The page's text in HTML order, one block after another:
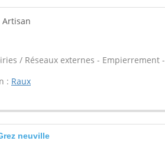
Artisan
/ Réseaux externes - Empierrement -
: Raux
neuville